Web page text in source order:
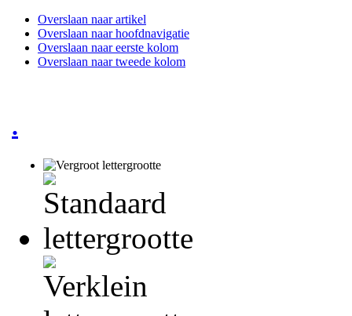
Overslaan naar artikel
Overslaan naar hoofdnavigatie
Overslaan naar eerste kolom
Overslaan naar tweede kolom
.